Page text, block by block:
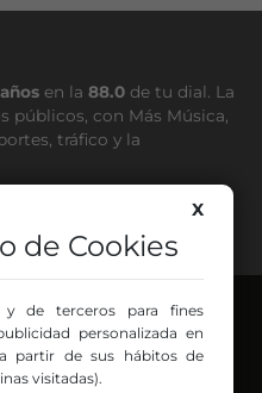
en la 88.0 de tu dial. La
públicos, con Más Música,
tráfico y la
VOCES
Agurtzane
Belén Ollero
X
de Cookies
y de terceros para fines
personalizada en
partir de sus hábitos de
visitadas).